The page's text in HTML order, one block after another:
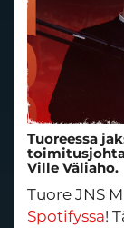
Tuoreessa
Ville Väliaho.
Tuore JNS
Spotifyssa!